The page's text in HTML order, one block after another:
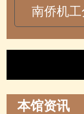
南侨机
本馆资讯